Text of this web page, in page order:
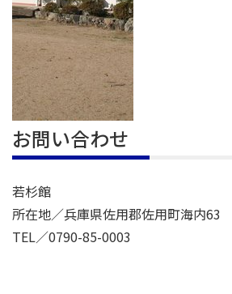
お問い合わせ
若杉館
所在地／兵庫県佐用郡佐用町海内63
TEL／0790-85-0003